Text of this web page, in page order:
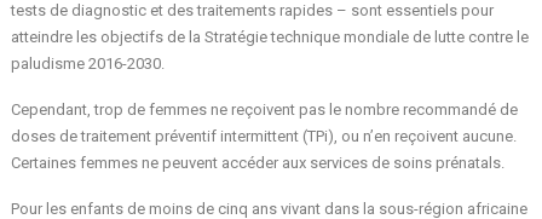
tests de diagnostic et des traitements rapides – sont essentiels pour
atteindre les objectifs de la Stratégie technique mondiale de lutte contre le
paludisme 2016-2030.
Cependant, trop de femmes ne reçoivent pas le nombre recommandé de
doses de traitement préventif intermittent (TPi), ou n’en reçoivent aucune.
Certaines femmes ne peuvent accéder aux services de soins prénatals.
Pour les enfants de moins de cinq ans vivant dans la sous-région africaine